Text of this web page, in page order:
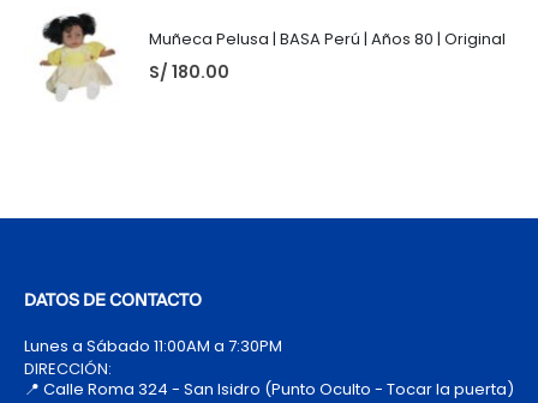
Muñeca Pelusa | BASA Perú | Años 80 | Original
S/ 180.00
DATOS DE CONTACTO
Lunes a Sábado 11:00AM a 7:30PM
DIRECCIÓN:
📍 Calle Roma 324 - San Isidro (Punto Oculto - Tocar la puerta)